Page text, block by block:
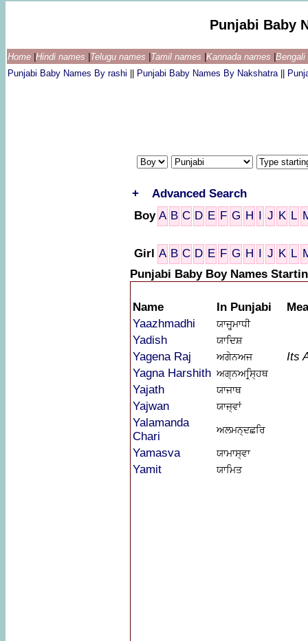
Punjabi Baby
Home Hindi names Telugu names Tamil names Kannada names
Punjabi Baby Names By rashi
Punjabi Baby Names By Nakshatra
+
Advanced Search
Boy A B C D E F G H I J K L
Girl A B C D E F G H I J K L
Punjabi Baby Boy Names
Name In Punjabi
Yaazhmadhi
ਯਾਜ੍ਹ੍ਮਾਧੀ
Yadish ਯਾਦਿਸ਼
Yagena Raj ਅਗੇਨਅਜ
Its
Yagna Harshith ਅਗ੍ਨਅਰ੍ਸ੍ਹਿਥ
Yajath ਯਾਜਾਥ
Yajwan ਯਾਜ੍ਵਾਂ
Yalamanda
Chari
ਅਲਮਨ੍ਦਛਰਿ
Yamasva ਯਾਮਾਸ੍ਵਾ
Yamit ਯਾਮਿਤ